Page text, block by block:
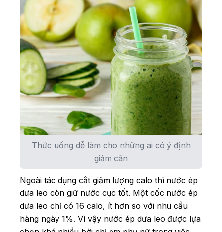
Thức uống dễ làm cho những ai có ý định
giảm cân
Ngoài tác dụng cắt giảm lượng calo thì nước ép
dưa leo còn giữ nước cực tốt. Một cốc nước ép
dưa leo chỉ có 16 calo, ít hơn so với nhu cầu
hàng ngày 1%. Vì vậy nước ép dưa leo được lựa